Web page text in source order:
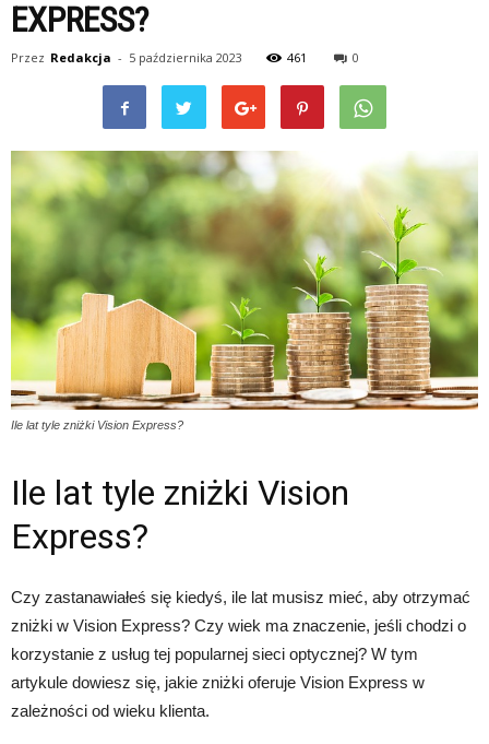
EXPRESS?
Przez Redakcja - 5 października 2023 461 0
Ile lat tyle zniżki Vision Express?
Ile lat tyle zniżki Vision
Express?
Czy zastanawiałeś się kiedyś, ile lat musisz mieć, aby otrzymać
zniżki w Vision Express? Czy wiek ma znaczenie, jeśli chodzi o
korzystanie z usług tej popularnej sieci optycznej? W tym
artykule dowiesz się, jakie zniżki oferuje Vision Express w
zależności od wieku klienta.